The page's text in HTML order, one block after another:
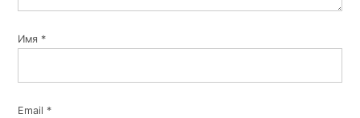
Имя *
Email *